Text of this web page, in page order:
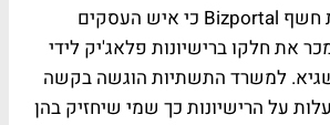
לפני מספר שבועות חשף Bizportal כי איש העסקים
את חלקו ברישיונות פלאג'יק לידי
למשרד התשתיות הוגשה בקשה
על הרישיונות כך שמי שיחזיק בהן